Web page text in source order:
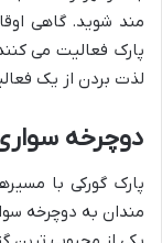
مند شوید. گاهی
پارک فعالیت می
لذت بردن از یک
دوچرخه
پارک گورکی با
مندان به دوچرخه